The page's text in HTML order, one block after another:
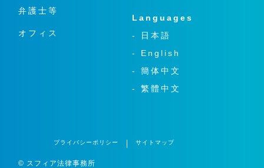
弁護士等
オフィス
Languages
- 日本語
- English
- 簡体中文
- 繁體中文
プライバシーポリシー サイトマップ
© スフィア法律事務所